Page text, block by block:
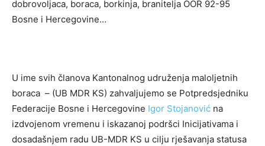
dobrovoljaca, boraca, borkinja, branitelja OOR 92-95
Bosne i Hercegovine…
U ime svih članova Kantonalnog udruženja maloljetnih
boraca – (UB MDR KS) zahvaljujemo se Potpredsjedniku
Federacije Bosne i Hercegovine Igor Stojanović na
izdvojenom vremenu i iskazanoj podršci Inicijativama i
dosadašnjem radu UB-MDR KS u cilju rješavanja statusa